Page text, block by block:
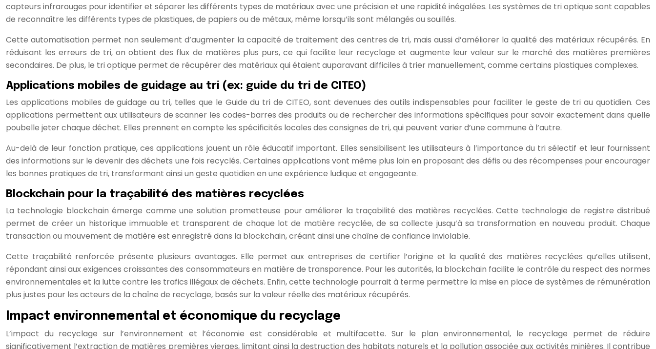
capteurs infrarouges pour identifier et séparer les différents types de matériaux avec une précision et une rapidité inégalées. Les systèmes de tri optique sont capables
de reconnaître les différents types de plastiques, de papiers ou de métaux, même lorsqu’ils sont mélangés ou souillés.
Cette automatisation permet non seulement d’augmenter la capacité de traitement des centres de tri, mais aussi d’améliorer la qualité des matériaux récupérés. En
réduisant les erreurs de tri, on obtient des flux de matières plus purs, ce qui facilite leur recyclage et augmente leur valeur sur le marché des matières premières
secondaires. De plus, le tri optique permet de récupérer des matériaux qui étaient auparavant difficiles à trier manuellement, comme certains plastiques complexes.
Applications mobiles de guidage au tri (ex: guide du tri de CITEO)
Les applications mobiles de guidage au tri, telles que le Guide du tri de CITEO, sont devenues des outils indispensables pour faciliter le geste de tri au quotidien. Ces
applications permettent aux utilisateurs de scanner les codes-barres des produits ou de rechercher des informations spécifiques pour savoir exactement dans quelle
poubelle jeter chaque déchet. Elles prennent en compte les spécificités locales des consignes de tri, qui peuvent varier d’une commune à l’autre.
Au-delà de leur fonction pratique, ces applications jouent un rôle éducatif important. Elles sensibilisent les utilisateurs à l’importance du tri sélectif et leur fournissent
des informations sur le devenir des déchets une fois recyclés. Certaines applications vont même plus loin en proposant des défis ou des récompenses pour encourager
les bonnes pratiques de tri, transformant ainsi un geste quotidien en une expérience ludique et engageante.
Blockchain pour la traçabilité des matières recyclées
La technologie blockchain émerge comme une solution prometteuse pour améliorer la traçabilité des matières recyclées. Cette technologie de registre distribué
permet de créer un historique immuable et transparent de chaque lot de matière recyclée, de sa collecte jusqu’à sa transformation en nouveau produit. Chaque
transaction ou mouvement de matière est enregistré dans la blockchain, créant ainsi une chaîne de confiance inviolable.
Cette traçabilité renforcée présente plusieurs avantages. Elle permet aux entreprises de certifier l’origine et la qualité des matières recyclées qu’elles utilisent,
répondant ainsi aux exigences croissantes des consommateurs en matière de transparence. Pour les autorités, la blockchain facilite le contrôle du respect des normes
environnementales et la lutte contre les trafics illégaux de déchets. Enfin, cette technologie pourrait à terme permettre la mise en place de systèmes de rémunération
plus justes pour les acteurs de la chaîne de recyclage, basés sur la valeur réelle des matériaux récupérés.
Impact environnemental et économique du recyclage
L’impact du recyclage sur l’environnement et l’économie est considérable et multifacette. Sur le plan environnemental, le recyclage permet de réduire
significativement l’extraction de matières premières vierges, limitant ainsi la destruction des habitats naturels et la pollution associée aux activités minières. Il contribue